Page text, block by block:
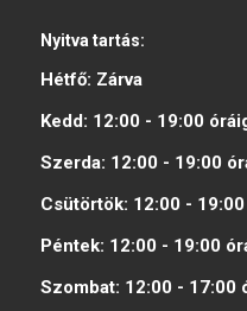
Nyitva tartás:
Hétfő: Zárva
Kedd: 12:00 - 19:00
Szerda: 12:00 - 19:00
Csütörtök: 12:00 - 19:00
Péntek: 12:00 - 19:00
Szombat: 12:00 - 17:00